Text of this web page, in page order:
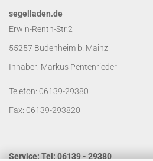
segelladen.de
Erwin-Renth-Str.2
55257 Budenheim b. Mainz
Inhaber: Markus Pentenrieder
Telefon: 06139-29380
Fax: 06139-293820
Service: Tel: 06139 - 29380